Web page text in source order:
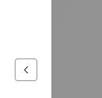
altri
articoli